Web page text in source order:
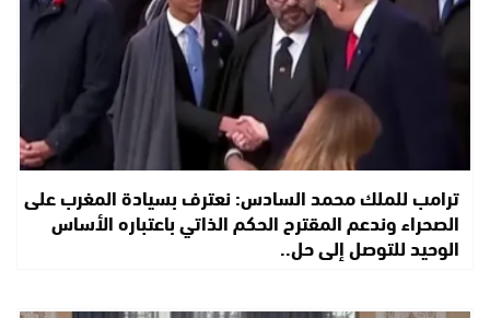
ترامب للملك محمد السادس: نعترف بسيادة المغرب على
الصحراء وندعم المقترح الحكم الذاتي باعتباره الأساس
الوحيد للتوصل إلى حل..